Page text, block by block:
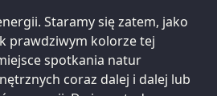
Staramy się zatem, jako
prawdziwym kolorze tej
spotkania natur
coraz dalej i dalej lub